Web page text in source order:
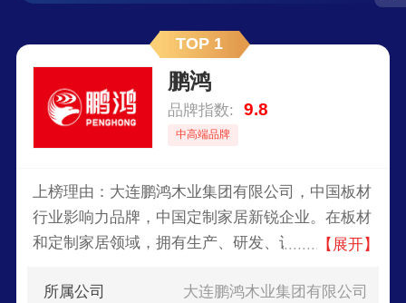
TOP 1
鹏鸿
品牌指数: 9.8
中高端品牌
上榜理由：大连鹏鸿木业集团有限公司，中国板材
行业影响力品牌，中国定制家居新锐企业。在板材
和定制家居领域，拥有生产、研发、设计、服务等
【展开】
所属公司 大连鹏鸿木业集团有限公司